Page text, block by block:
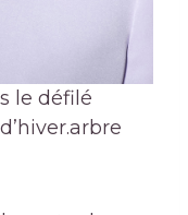
le défilé
arbre